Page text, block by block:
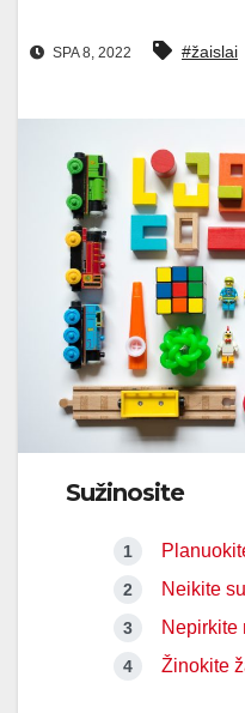
SPA 8, 2022 #žaislai
Sužinosite
Neikite
Nepirkite
Žinokite